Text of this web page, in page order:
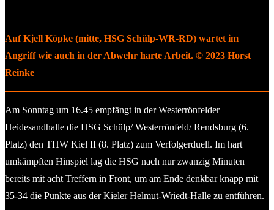
Auf Kjell Köpke (mitte, HSG Schülp-WR-RD) wartet im
Angriff wie auch in der Abwehr harte Arbeit. © 2023 Horst
Reinke
Am Sonntag um 16.45 empfängt in der Westerrönfelder
Heidesandhalle die HSG Schülp/ Westerrönfeld/ Rendsburg (6.
Platz) den THW Kiel II (8. Platz) zum Verfolgerduell. Im hart
umkämpften Hinspiel lag die HSG nach nur zwanzig Minuten
bereits mit acht Treffern in Front, um am Ende denkbar knapp mit
35-34 die Punkte aus der Kieler Helmut-Wriedt-Halle zu entführen.